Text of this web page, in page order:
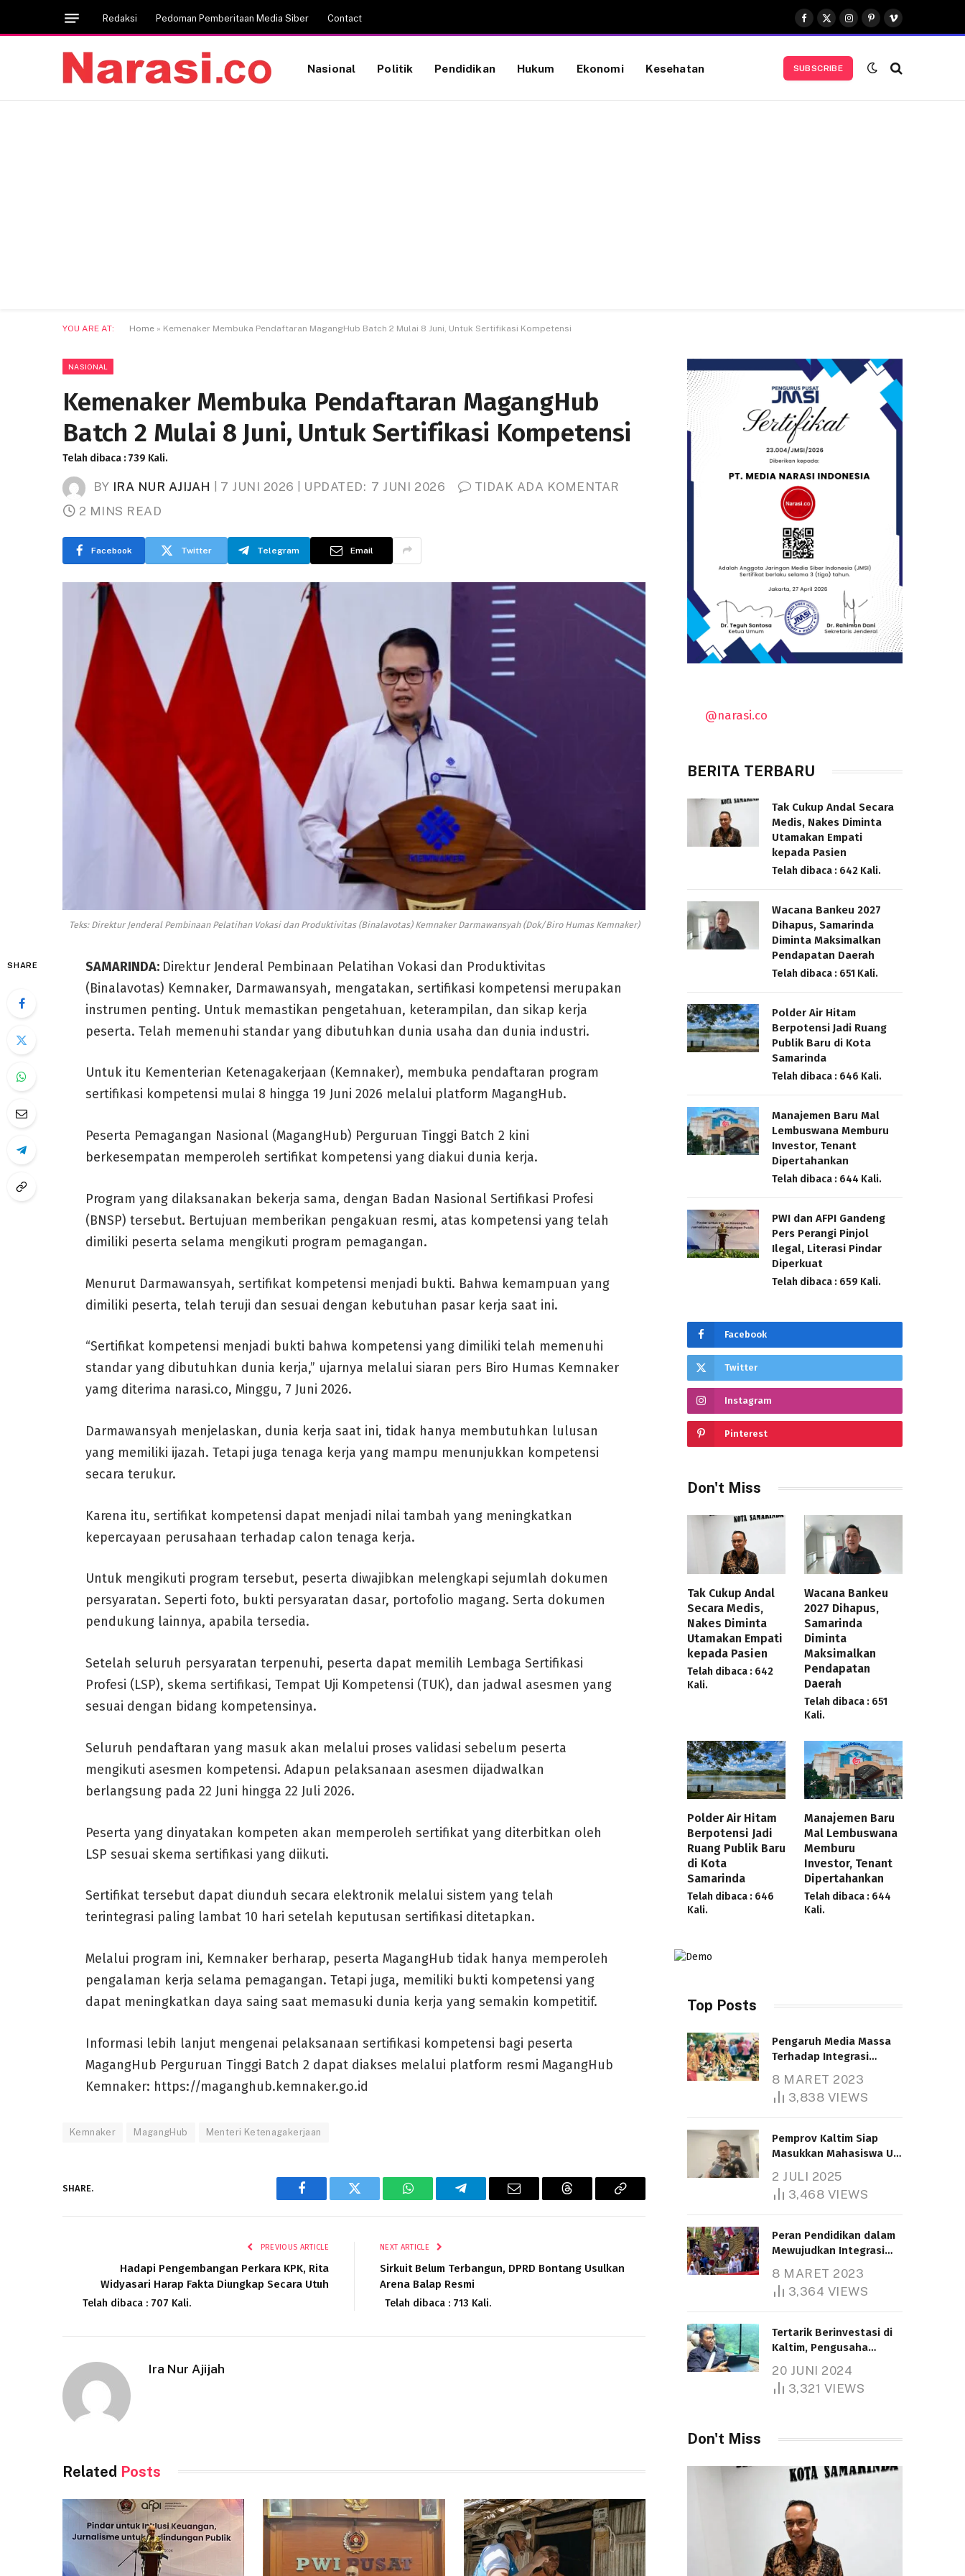
Redaksi Pedoman Pemberitaan Media Siber Contact
Facebook
X
(Twitter)
Instagram
Pinterest
Vimeo
Nasional Politik Pendidikan Hukum Ekonomi Kesehatan SUBSCRIBE
YOU ARE AT: Home » Kemenaker Membuka Pendaftaran MagangHub Batch 2 Mulai 8 Juni, Untuk Sertifikasi Kompetensi
NASIONAL
Kemenaker Membuka Pendaftaran MagangHub
Batch 2 Mulai 8 Juni, Untuk Sertifikasi Kompetensi
Telah dibaca : 739 Kali.
BY IRA NUR AJIJAH 7 JUNI 2026 UPDATED: 7 JUNI 2026
TIDAK ADA KOMENTAR
2 MINS READ
Facebook Twitter Telegram Email
Teks: Direktur Jenderal Pembinaan Pelatihan Vokasi dan Produktivitas (Binalavotas) Kemnaker Darmawansyah (Dok/Biro Humas Kemnaker)
SHARE SAMARINDA: Direktur Jenderal Pembinaan Pelatihan Vokasi dan Produktivitas
(Binalavotas) Kemnaker, Darmawansyah, mengatakan, sertifikasi kompetensi merupakan
instrumen penting. Untuk memastikan pengetahuan, keterampilan, dan sikap kerja
peserta. Telah memenuhi standar yang dibutuhkan dunia usaha dan dunia industri.
Untuk itu Kementerian Ketenagakerjaan (Kemnaker), membuka pendaftaran program
sertifikasi kompetensi mulai 8 hingga 19 Juni 2026 melalui platform MagangHub.
Peserta Pemagangan Nasional (MagangHub) Perguruan Tinggi Batch 2 kini
berkesempatan memperoleh sertifikat kompetensi yang diakui dunia kerja.
Program yang dilaksanakan bekerja sama, dengan Badan Nasional Sertifikasi Profesi
(BNSP) tersebut. Bertujuan memberikan pengakuan resmi, atas kompetensi yang telah
dimiliki peserta selama mengikuti program pemagangan.
Menurut Darmawansyah, sertifikat kompetensi menjadi bukti. Bahwa kemampuan yang
dimiliki peserta, telah teruji dan sesuai dengan kebutuhan pasar kerja saat ini.
“Sertifikat kompetensi menjadi bukti bahwa kompetensi yang dimiliki telah memenuhi
standar yang dibutuhkan dunia kerja,” ujarnya melalui siaran pers Biro Humas Kemnaker
yamg diterima narasi.co, Minggu, 7 Juni 2026.
Darmawansyah menjelaskan, dunia kerja saat ini, tidak hanya membutuhkan lulusan
yang memiliki ijazah. Tetapi juga tenaga kerja yang mampu menunjukkan kompetensi
secara terukur.
Karena itu, sertifikat kompetensi dapat menjadi nilai tambah yang meningkatkan
kepercayaan perusahaan terhadap calon tenaga kerja.
Untuk mengikuti program tersebut, peserta diwajibkan melengkapi sejumlah dokumen
persyaratan. Seperti foto, bukti persyaratan dasar, portofolio magang. Serta dokumen
pendukung lainnya, apabila tersedia.
Setelah seluruh persyaratan terpenuhi, peserta dapat memilih Lembaga Sertifikasi
Profesi (LSP), skema sertifikasi, Tempat Uji Kompetensi (TUK), dan jadwal asesmen yang
sesuai dengan bidang kompetensinya.
Seluruh pendaftaran yang masuk akan melalui proses validasi sebelum peserta
mengikuti asesmen kompetensi. Adapun pelaksanaan asesmen dijadwalkan
berlangsung pada 22 Juni hingga 22 Juli 2026.
Peserta yang dinyatakan kompeten akan memperoleh sertifikat yang diterbitkan oleh
LSP sesuai skema sertifikasi yang diikuti.
Sertifikat tersebut dapat diunduh secara elektronik melalui sistem yang telah
terintegrasi paling lambat 10 hari setelah keputusan sertifikasi ditetapkan.
Melalui program ini, Kemnaker berharap, peserta MagangHub tidak hanya memperoleh
pengalaman kerja selama pemagangan. Tetapi juga, memiliki bukti kompetensi yang
dapat meningkatkan daya saing saat memasuki dunia kerja yang semakin kompetitif.
Informasi lebih lanjut mengenai pelaksanaan sertifikasi kompetensi bagi peserta
MagangHub Perguruan Tinggi Batch 2 dapat diakses melalui platform resmi MagangHub
Kemnaker: https://maganghub.kemnaker.go.id
Kemnaker MagangHub Menteri Ketenagakerjaan
SHARE.
Facebook Twitter WhatsAppTelegram Email Threads
Copy
PREVIOUS ARTICLE
Hadapi Pengembangan Perkara KPK, Rita
Widyasari Harap Fakta Diungkap Secara Utuh
Telah dibaca : 707 Kali.
NEXT ARTICLE
Sirkuit Belum Terbangun, DPRD Bontang Usulkan
Arena Balap Resmi
Telah dibaca : 713 Kali.
Ira Nur Ajijah
Related Posts
@narasi.co
BERITA TERBARU
Tak Cukup Andal Secara
Medis, Nakes Diminta
Utamakan Empati
kepada Pasien
Telah dibaca : 642 Kali.
Wacana Bankeu 2027
Dihapus, Samarinda
Diminta Maksimalkan
Pendapatan Daerah
Telah dibaca : 651 Kali.
Polder Air Hitam
Berpotensi Jadi Ruang
Publik Baru di Kota
Samarinda
Telah dibaca : 646 Kali.
Manajemen Baru Mal
Lembuswana Memburu
Investor, Tenant
Dipertahankan
Telah dibaca : 644 Kali.
PWI dan AFPI Gandeng
Pers Perangi Pinjol
Ilegal, Literasi Pindar
Diperkuat
Telah dibaca : 659 Kali.
Facebook
Twitter
Instagram
Pinterest
Don't Miss
Tak Cukup Andal
Secara Medis,
Nakes Diminta
Utamakan Empati
kepada Pasien
Telah dibaca : 642
Kali.
Wacana Bankeu
2027 Dihapus,
Samarinda
Diminta
Maksimalkan
Pendapatan
Daerah
Telah dibaca : 651
Kali.
Polder Air Hitam
Berpotensi Jadi
Ruang Publik Baru
di Kota
Samarinda
Telah dibaca : 646
Kali.
Manajemen Baru
Mal Lembuswana
Memburu
Investor, Tenant
Dipertahankan
Telah dibaca : 644
Kali.
Top Posts
Pengaruh Media Massa
Terhadap Integrasi
Telah dibaca : 4.607 Kali.
8 MARET 2023
3,838 VIEWS
Pemprov Kaltim Siap
Masukkan Mahasiswa UT
Bantuan Pendidikan
Gratispol
2 JULI 2025
3,468 VIEWS
Peran Pendidikan dalam
Mewujudkan Integrasi
Telah dibaca : 5.262 Kali.
8 MARET 2023
3,364 VIEWS
Tertarik Berinvestasi di
Kaltim, Pengusaha
1.000 Hektare
Telah dibaca : 1.281 Kali.
20 JUNI 2024
3,321 VIEWS
Don't Miss